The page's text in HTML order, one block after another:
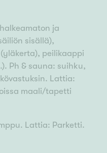
ja
sisällä),
peilikaappi
Ph & sauna: suihku,
Lattia:
maali/tapetti
Lattia: Parketti.